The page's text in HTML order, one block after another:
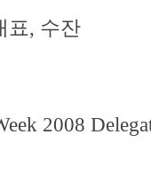
표, 수잔
2008